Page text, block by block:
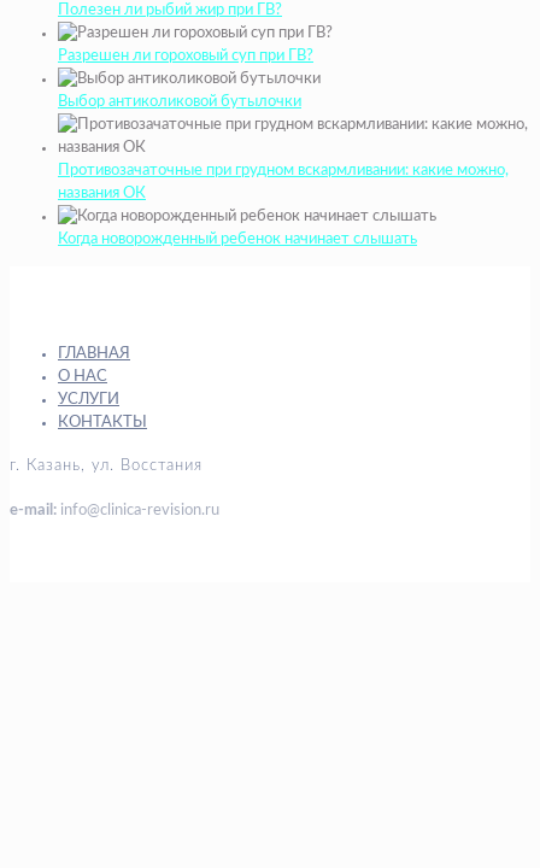
Полезен ли рыбий жир при ГВ?
Разрешен ли гороховый суп при ГВ?
Выбор антиколиковой бутылочки
Противозачаточные при грудном вскармливании: какие можно,
названия ОК
Когда новорожденный ребенок начинает слышать
ГЛАВНАЯ
О НАС
УСЛУГИ
КОНТАКТЫ
г. Казань, ул. Восстания
e-mail: info@clinica-revision.ru